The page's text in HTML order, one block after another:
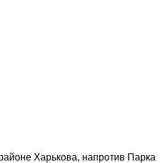
Харькова, напротив Парка